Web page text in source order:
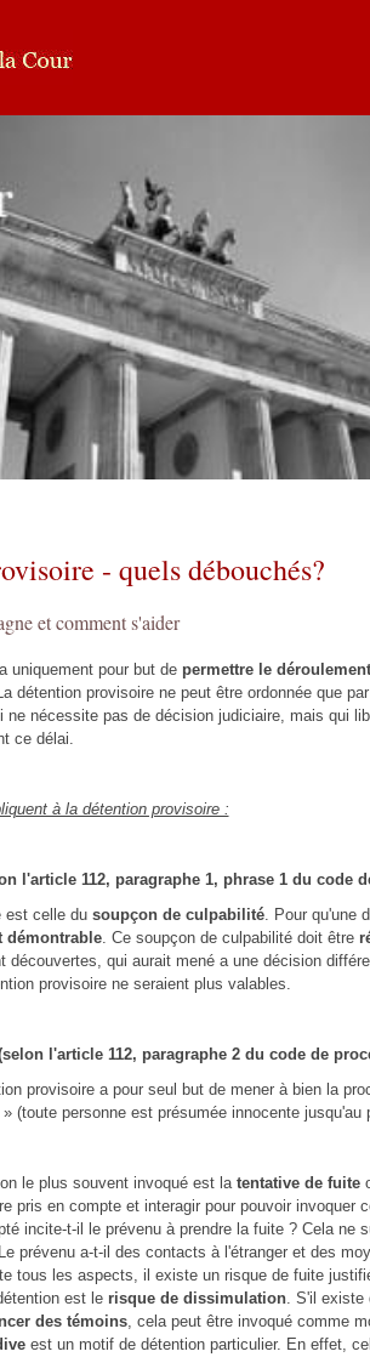
- quels débouchés?
et comment s'aider
uniquement pour but de permettre le
détention provisoire ne peut être ordonnée que
ne nécessite pas de décision judiciaire, mais qui
ce délai.
à la détention provisoire :
l'article 112, paragraphe 1, phrase 1 du code
est celle du soupçon de culpabilité. Pour qu'une
démontrable. Ce soupçon de culpabilité doit être
découvertes, qui aurait mené a une décision
provisoire ne seraient plus valables.
l'article 112, paragraphe 2 du code de
provisoire a pour seul but de mener à bien la
» (toute personne est présumée innocente jusqu'au
le plus souvent invoqué est latentative de fuite
pris en compte et interagir pour pouvoir
incite-t-il le prévenu à prendre la fuite ? Cela ne
prévenu a-t-il des contacts à l'étranger et des
tous les aspects, il existe un risque de fuite
est le risque de dissimulation. S'il existe
des témoins, cela peut être invoqué comme
est un motif de détention particulier. En effet,